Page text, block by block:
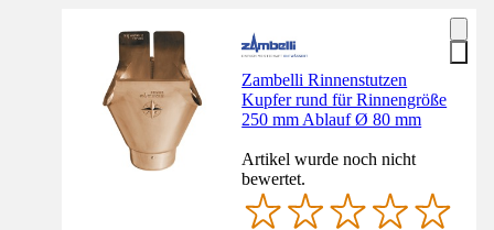
Zambelli Rinnenstutzen
Kupfer rund für Rinnengröße
250 mm Ablauf Ø 80 mm
Artikel wurde noch nicht
bewertet.